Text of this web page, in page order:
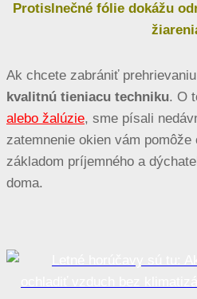
Protislnečné fólie dokážu
Ak chcete zabrániť
kvalitnú tieniacu techniku. O
alebo žalúzie, sme písali
zatemnenie okien vám
základom príjemného a
doma.